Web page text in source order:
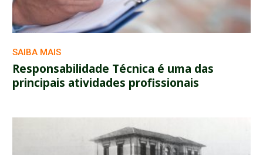
SAIBA MAIS
Responsabilidade Técnica é uma das
principais atividades profissionais